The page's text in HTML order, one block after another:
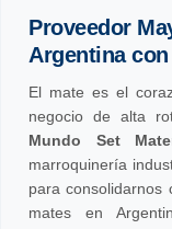
Proveedor
Argentina
El mate es el
negocio de alta
Mundo Set
marroquinería
para consolidarnos
mates en